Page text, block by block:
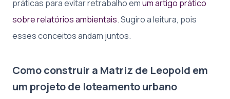
práticas para evitar retrabalho emum artigo prático
sobre relatórios ambientais. Sugiro a leitura, pois
esses conceitos andam juntos.
Como construir a Matriz de Leopold em
um projeto de loteamento urbano